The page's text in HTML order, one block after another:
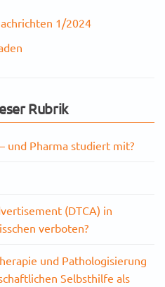
1/2024
Rubrik
und Pharma studiert mit?
(DTCA) in
verboten?
und Pathologisierung
Selbsthilfe als